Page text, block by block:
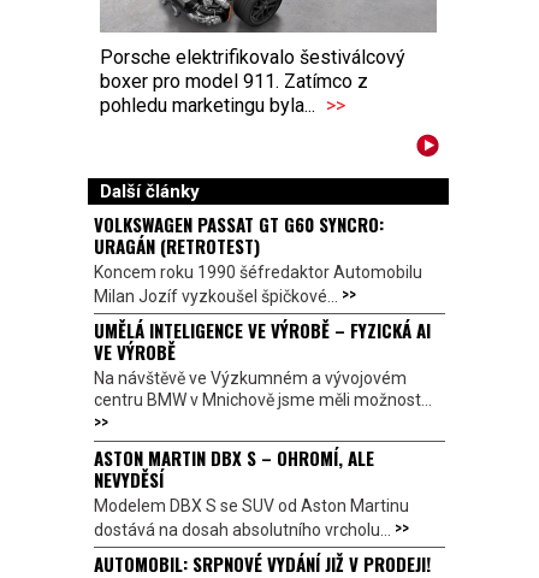
Porsche elektrifikovalo šestiválcový
boxer pro model 911. Zatímco z
pohledu marketingu byla... >>
Další články
VOLKSWAGEN PASSAT GT G60 SYNCRO:
URAGÁN (RETROTEST)
Koncem roku 1990 šéfredaktor Automobilu
Milan Jozíf vyzkoušel špičkové... >>
UMĚLÁ INTELIGENCE VE VÝROBĚ – FYZICKÁ AI
VE VÝROBĚ
Na návštěvě ve Výzkumném a vývojovém
centru BMW v Mnichově jsme měli možnost...
>>
ASTON MARTIN DBX S – OHROMÍ, ALE
NEVYDĚSÍ
Modelem DBX S se SUV od Aston Martinu
dostává na dosah absolutního vrcholu... >>
AUTOMOBIL: SRPNOVÉ VYDÁNÍ JIŽ V PRODEJI!